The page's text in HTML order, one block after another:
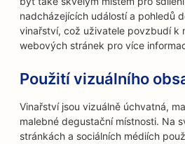
nadcházejících událostí a pohledů
vinařství, což uživatele povzbudí k
webových stránek pro více
Použití vizuálního
Vinařství jsou vizuálně úchvatná,
malebné degustační místnosti. Na
stránkách a sociálních médiích